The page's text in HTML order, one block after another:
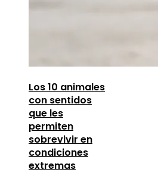
Los 10 animales
con sentidos
que les
permiten
sobrevivir en
condiciones
extremas